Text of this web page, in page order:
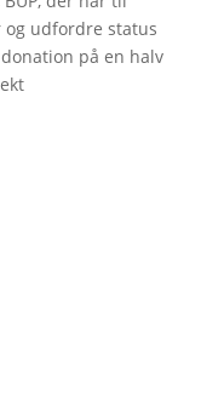
og udfordre status
på en halv